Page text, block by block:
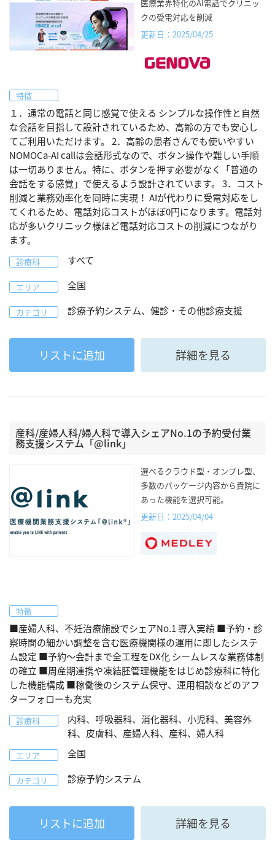
医療業界特化のAI電話でクリニッ
クの受電対応を削減
更新日：2025/04/25
特徴
１．通常の電話と同じ感覚で使える シンプルな操作性と自然
な会話を目指して設計されているため、高齢の方でも安心し
てご利用いただけます。 2．高齢の患者さんでも使いやすい
NOMOCa-AI callは会話形式なので、ボタン操作や難しい手順
は一切ありません。特に、ボタンを押す必要がなく「普通の
会話をする感覚」で使えるよう設計されています。 3．コスト
削減と業務効率化を同時に実現！ AIが代わりに受電対応をし
てくれるため、電話対応コストがほぼ0円になります。電話対
応が多いクリニック様ほど電話対応コストの削減につながり
ます。
診療科 すべて
エリア 全国
カテゴリ 診療予約システム、健診・その他診療支援
リストに追加 詳細を見る
産科/産婦人科/婦人科で導入シェアNo.1の予約受付業
務支援システム「@link」
選べるクラウド型・オンプレ型、
多数のパッケージ内容から貴院に
あった機能を選択可能。
更新日：2025/04/04
特徴
■産婦人科、不妊治療施設でシェアNo.1 導入実績 ■予約・診
察時間の細かい調整を含む医療機関様の運用に即したシステ
ム設定 ■予約～会計まで全工程をDX化 シームレスな業務体制
の確立 ■周産期連携や凍結胚管理機能をはじめ診療科に特化
した機能構成 ■稼働後のシステム保守、運用相談などのアフ
ターフォローも充実
診療科
内科、呼吸器科、消化器科、小児科、美容外
科、皮膚科、産婦人科、産科、婦人科
エリア 全国
カテゴリ 診療予約システム
リストに追加 詳細を見る